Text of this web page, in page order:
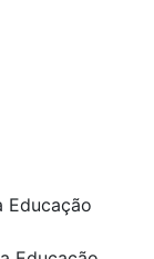
Educação